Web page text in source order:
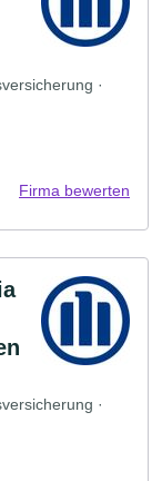
·
Firma bewerten
·